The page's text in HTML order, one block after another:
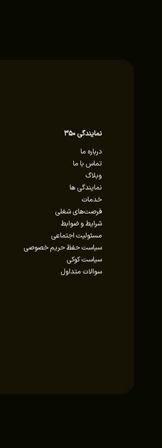
نمایندگی ۳۵۰
درباره ما
تماس با ما
وبلاگ
نمایندگی ها
خدمات
فرصت‌های شغلی
شرایط و ضوابط
مسئولیت اجتماعی
سیاست حفظ حریم خصوصی
سیاست کوکی
سوالات متداول